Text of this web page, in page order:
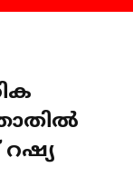
റഷ്യ